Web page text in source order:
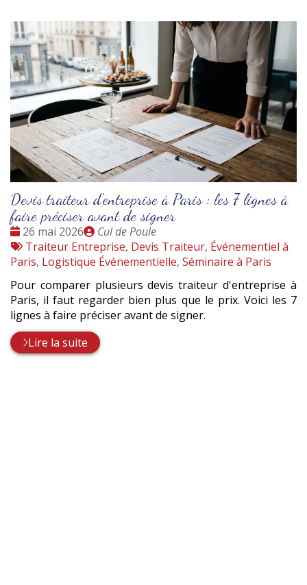
Devis traiteur d'entreprise à Paris : les 7 lignes à
faire préciser avant de signer
Date
:
26 mai 2026
Publié
par
Cul de Poule
Tags
:
Traiteur Entreprise, Devis Traiteur, Événementiel à
Paris, Logistique Événementielle, Séminaire à Paris
Pour comparer plusieurs devis traiteur d'entreprise à
Paris, il faut regarder bien plus que le prix. Voici les 7
lignes à faire préciser avant de signer.
Lire la suite